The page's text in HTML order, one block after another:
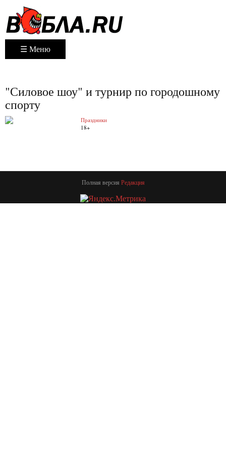
☰ Меню
"Силовое шоу" и турнир по городошному
спорту
Праздники
18+
Полная версия Редакция